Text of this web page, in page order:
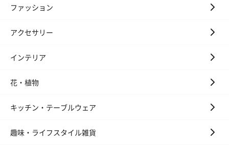
ファッション
アクセサリー
インテリア
花・植物
キッチン・テーブルウェア
趣味・ライフスタイル雑貨